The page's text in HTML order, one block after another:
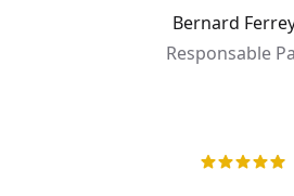
Bernard
Responsable